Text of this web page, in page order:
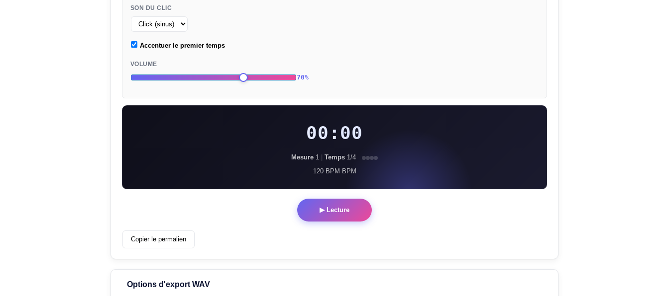
SON DU CLIC
Accentuer le premier temps
VOLUME
70%
00:00
Mesure 1 Temps 1/4
120 BPM BPM
▶ Lecture
Copier le permalien
Options d'export WAV